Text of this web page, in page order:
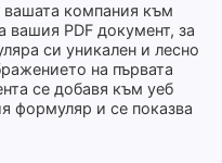
вашата компания към
вашия PDF документ, за
си уникален и лесно
на първата
се добавя към уеб
формуляр и се показва